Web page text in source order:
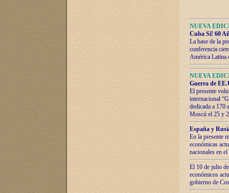
NUEVA
Cuba Sí! 60
La base de la
conferencia
América Latina
NUEVA
Guerra de
El presente
internacional
dedicada a 170
Moscú el 25 y
España y
En la presente
económicas
nacionales en
El 10 de julio
económicos
gobierno de